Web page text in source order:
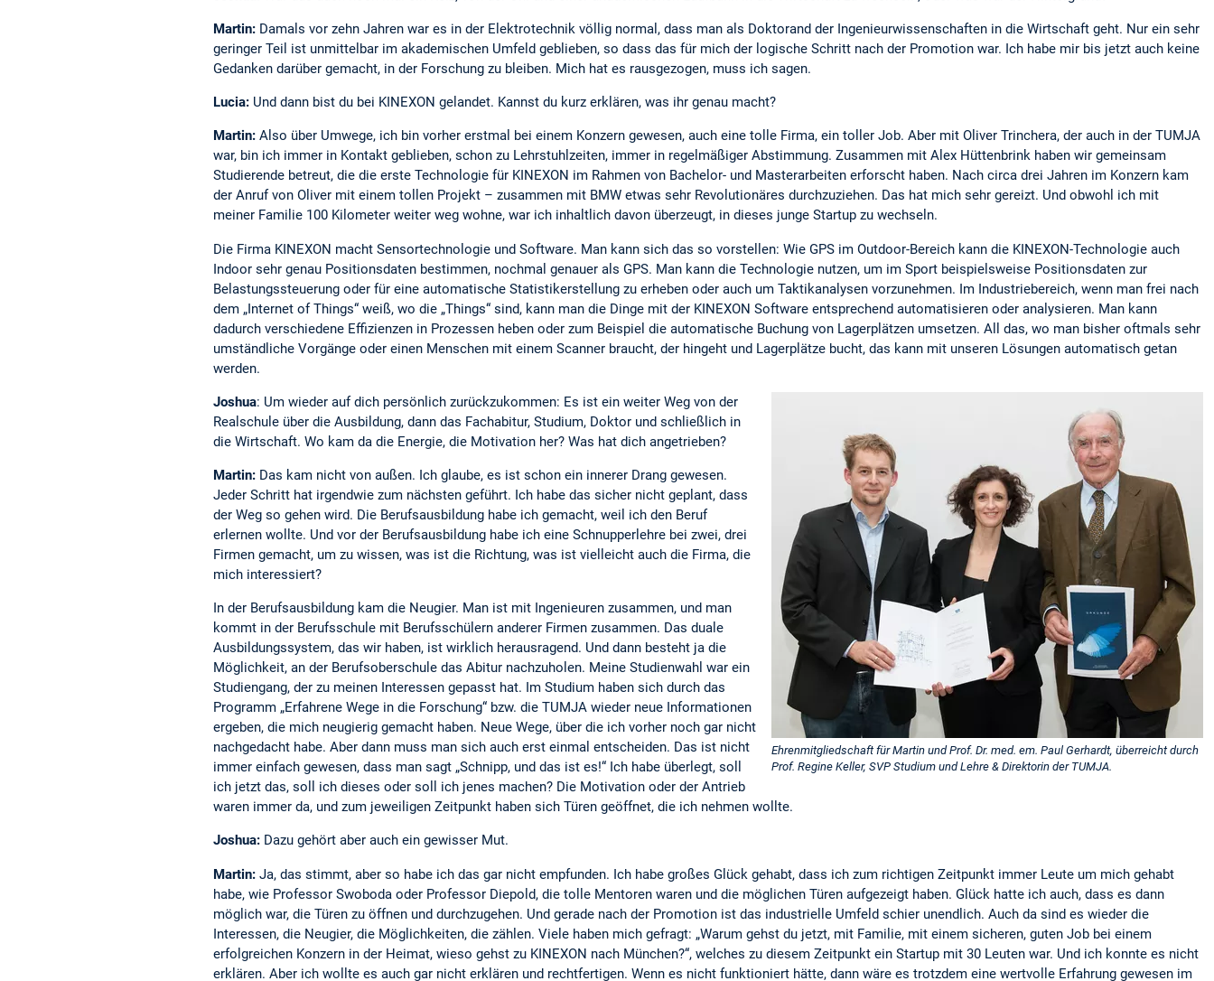
Martin: Damals vor zehn Jahren war es in der Elektrotechnik völlig normal, dass man als Doktorand der Ingenieurwissenschaften in die Wirtschaft geht. Nur ein sehr
geringer Teil ist unmittelbar im akademischen Umfeld geblieben, so dass das für mich der logische Schritt nach der Promotion war. Ich habe mir bis jetzt auch keine
Gedanken darüber gemacht, in der Forschung zu bleiben. Mich hat es rausgezogen, muss ich sagen.
Lucia: Und dann bist du bei KINEXON gelandet. Kannst du kurz erklären, was ihr genau macht?
Martin: Also über Umwege, ich bin vorher erstmal bei einem Konzern gewesen, auch eine tolle Firma, ein toller Job. Aber mit Oliver Trinchera, der auch in der TUMJA
war, bin ich immer in Kontakt geblieben, schon zu Lehrstuhlzeiten, immer in regelmäßiger Abstimmung. Zusammen mit Alex Hüttenbrink haben wir gemeinsam
Studierende betreut, die die erste Technologie für KINEXON im Rahmen von Bachelor- und Masterarbeiten erforscht haben. Nach circa drei Jahren im Konzern kam
der Anruf von Oliver mit einem tollen Projekt – zusammen mit BMW etwas sehr Revolutionäres durchzuziehen. Das hat mich sehr gereizt. Und obwohl ich mit
meiner Familie 100 Kilometer weiter weg wohne, war ich inhaltlich davon überzeugt, in dieses junge Startup zu wechseln.
Die Firma KINEXON macht Sensortechnologie und Software. Man kann sich das so vorstellen: Wie GPS im Outdoor-Bereich kann die KINEXON-Technologie auch
Indoor sehr genau Positionsdaten bestimmen, nochmal genauer als GPS. Man kann die Technologie nutzen, um im Sport beispielsweise Positionsdaten zur
Belastungssteuerung oder für eine automatische Statistikerstellung zu erheben oder auch um Taktikanalysen vorzunehmen. Im Industriebereich, wenn man frei nach
dem „Internet of Things“ weiß, wo die „Things“ sind, kann man die Dinge mit der KINEXON Software entsprechend automatisieren oder analysieren. Man kann
dadurch verschiedene Effizienzen in Prozessen heben oder zum Beispiel die automatische Buchung von Lagerplätzen umsetzen. All das, wo man bisher oftmals sehr
umständliche Vorgänge oder einen Menschen mit einem Scanner braucht, der hingeht und Lagerplätze bucht, das kann mit unseren Lösungen automatisch getan
werden.
Ehrenmitgliedschaft für Martin und Prof. Dr. med. em. Paul Gerhardt, überreicht durch
Prof. Regine Keller, SVP Studium und Lehre & Direktorin der TUMJA.
Joshua: Um wieder auf dich persönlich zurückzukommen: Es ist ein weiter Weg von der
Realschule über die Ausbildung, dann das Fachabitur, Studium, Doktor und schließlich in
die Wirtschaft. Wo kam da die Energie, die Motivation her? Was hat dich angetrieben?
Martin: Das kam nicht von außen. Ich glaube, es ist schon ein innerer Drang gewesen.
Jeder Schritt hat irgendwie zum nächsten geführt. Ich habe das sicher nicht geplant, dass
der Weg so gehen wird. Die Berufsausbildung habe ich gemacht, weil ich den Beruf
erlernen wollte. Und vor der Berufsausbildung habe ich eine Schnupperlehre bei zwei, drei
Firmen gemacht, um zu wissen, was ist die Richtung, was ist vielleicht auch die Firma, die
mich interessiert?
In der Berufsausbildung kam die Neugier. Man ist mit Ingenieuren zusammen, und man
kommt in der Berufsschule mit Berufsschülern anderer Firmen zusammen. Das duale
Ausbildungssystem, das wir haben, ist wirklich herausragend. Und dann besteht ja die
Möglichkeit, an der Berufsoberschule das Abitur nachzuholen. Meine Studienwahl war ein
Studiengang, der zu meinen Interessen gepasst hat. Im Studium haben sich durch das
Programm „Erfahrene Wege in die Forschung“ bzw. die TUMJA wieder neue Informationen
ergeben, die mich neugierig gemacht haben. Neue Wege, über die ich vorher noch gar nicht
nachgedacht habe. Aber dann muss man sich auch erst einmal entscheiden. Das ist nicht
immer einfach gewesen, dass man sagt „Schnipp, und das ist es!“ Ich habe überlegt, soll
ich jetzt das, soll ich dieses oder soll ich jenes machen? Die Motivation oder der Antrieb
waren immer da, und zum jeweiligen Zeitpunkt haben sich Türen geöffnet, die ich nehmen wollte.
Joshua: Dazu gehört aber auch ein gewisser Mut.
Martin: Ja, das stimmt, aber so habe ich das gar nicht empfunden. Ich habe großes Glück gehabt, dass ich zum richtigen Zeitpunkt immer Leute um mich gehabt
habe, wie Professor Swoboda oder Professor Diepold, die tolle Mentoren waren und die möglichen Türen aufgezeigt haben. Glück hatte ich auch, dass es dann
möglich war, die Türen zu öffnen und durchzugehen. Und gerade nach der Promotion ist das industrielle Umfeld schier unendlich. Auch da sind es wieder die
Interessen, die Neugier, die Möglichkeiten, die zählen. Viele haben mich gefragt: „Warum gehst du jetzt, mit Familie, mit einem sicheren, guten Job bei einem
erfolgreichen Konzern in der Heimat, wieso gehst zu KINEXON nach München?“, welches zu diesem Zeitpunkt ein Startup mit 30 Leuten war. Und ich konnte es nicht
erklären. Aber ich wollte es auch gar nicht erklären und rechtfertigen. Wenn es nicht funktioniert hätte, dann wäre es trotzdem eine wertvolle Erfahrung gewesen im